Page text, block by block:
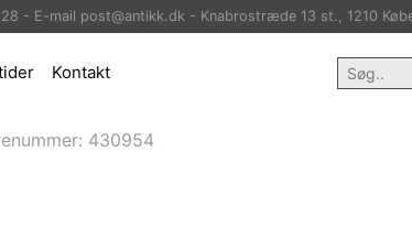
- E-mail post@antikk.dk - Knabrostræde 13 st., 1210
Kontakt
430954